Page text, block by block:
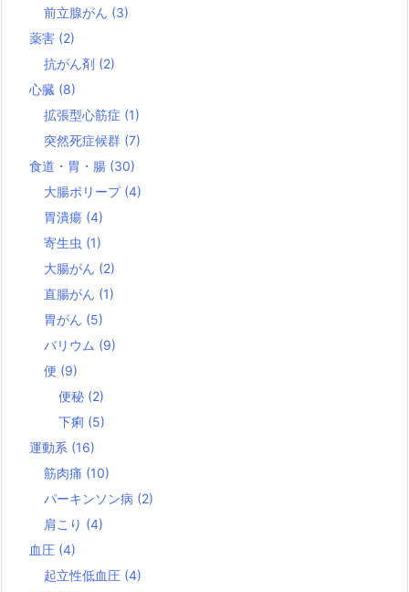
前立腺がん (3)
薬害 (2)
抗がん剤 (2)
心臓 (8)
拡張型心筋症 (1)
突然死症候群 (7)
食道・胃・腸 (30)
大腸ポリープ (4)
胃潰瘍 (4)
寄生虫 (1)
大腸がん (2)
直腸がん (1)
胃がん (5)
バリウム (9)
便 (9)
便秘 (2)
下痢 (5)
運動系 (16)
筋肉痛 (10)
パーキンソン病 (2)
肩こり (4)
血圧 (4)
起立性低血圧 (4)